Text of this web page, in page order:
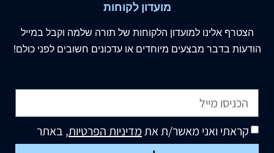
מועדון לקוחות
הצטרף אלינו למועדון הלקוחות של תורה שלמה וקבל במייל
הודעות בדבר מבצעים מיוחדים או עדכונים חשובים לפני כולם!
קראתי ואני מאשר/ת אתמדיניות הפרטיות, באתר